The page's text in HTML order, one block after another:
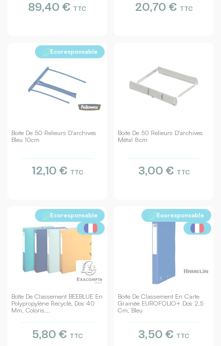
89,40 € TTC 20,70 € TTC
Boite De 50 Relieurs D'archives
Bleu 10cm
Ecoresponsable
12,10 € TTC
Boite De 50 Relieurs D'archives
Métal 8cm
3,00 € TTC
Boîte De Classement BEEBLUE En
Polypropylène Recyclé, Dos 40
Mm, Coloris...
Ecoresponsable
5,80 € TTC
Boite De Classement En Carte
Grainée EUROFOLIO+ Dos 2,5
Cm, Bleu
Ecoresponsable
3,50 € TTC